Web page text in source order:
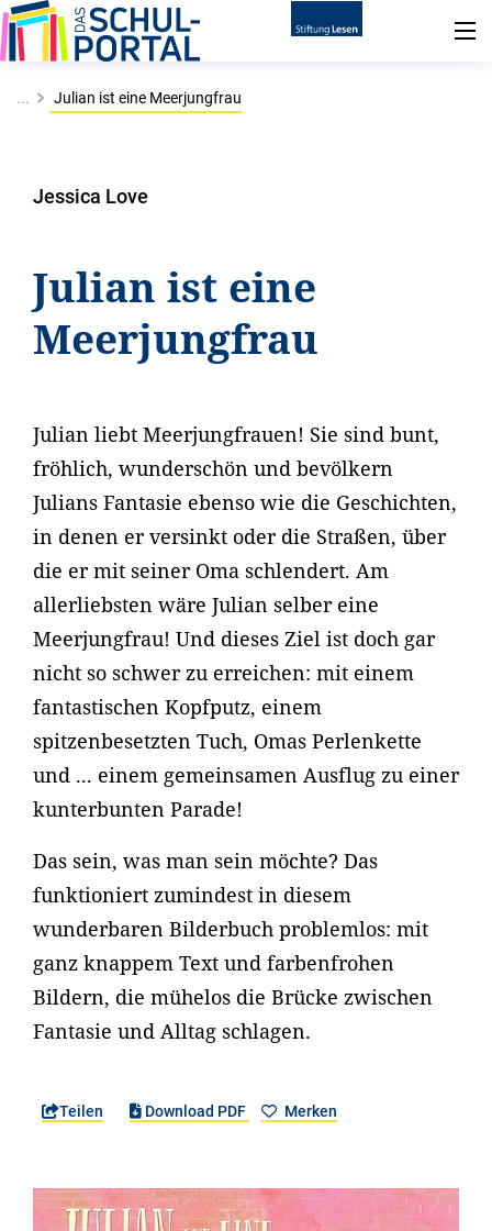
... Julian ist eine Meerjungfrau
Jessica Love
Julian ist eine
Meerjungfrau
Julian liebt Meerjungfrauen! Sie sind bunt,
fröhlich, wunderschön und bevölkern
Julians Fantasie ebenso wie die Geschichten,
in denen er versinkt oder die Straßen, über
die er mit seiner Oma schlendert. Am
allerliebsten wäre Julian selber eine
Meerjungfrau! Und dieses Ziel ist doch gar
nicht so schwer zu erreichen: mit einem
fantastischen Kopfputz, einem
spitzenbesetzten Tuch, Omas Perlenkette
und ... einem gemeinsamen Ausflug zu einer
kunterbunten Parade!
Das sein, was man sein möchte? Das
funktioniert zumindest in diesem
wunderbaren Bilderbuch problemlos: mit
ganz knappem Text und farbenfrohen
Bildern, die mühelos die Brücke zwischen
Fantasie und Alltag schlagen.
Teilen Download PDF Merken